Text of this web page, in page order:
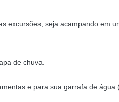
€.
€.
excursões, seja acampando em
de chuva.
e para sua garrafa de água